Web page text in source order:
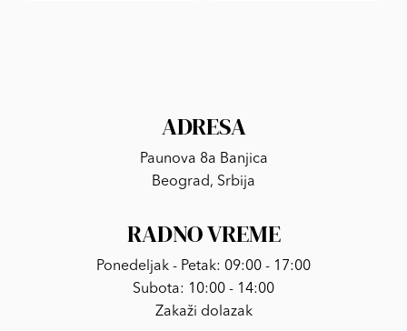
ADRESA
Paunova 8a Banjica
Beograd, Srbija
RADNO VREME
Ponedeljak - Petak: 09:00 - 17:00
Subota: 10:00 - 14:00
Zakaži dolazak